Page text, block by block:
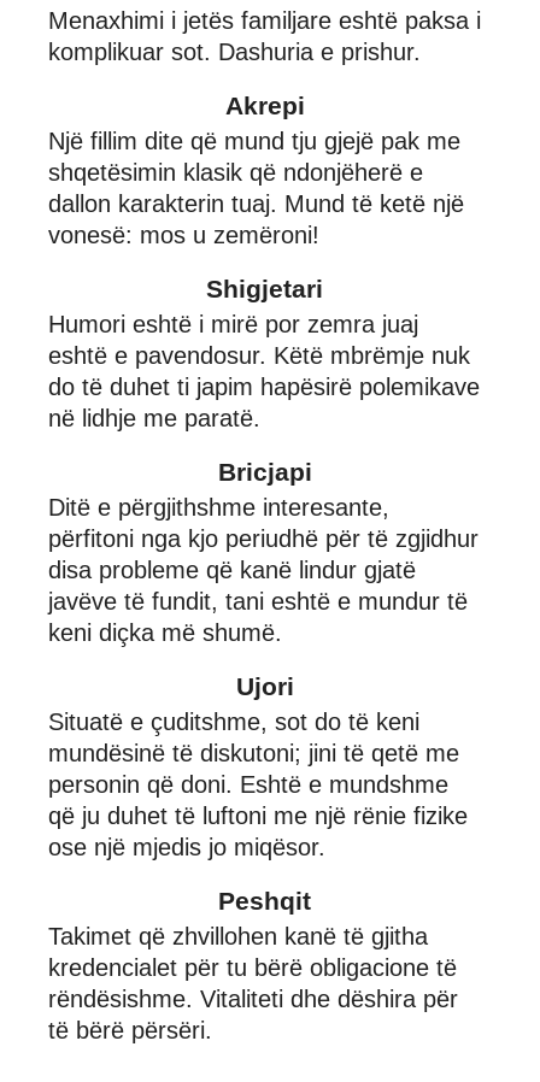
Menaxhimi i jetës familjare eshtë paksa i
komplikuar sot. Dashuria e prishur.
Akrepi
Një fillim dite që mund tju gjejë pak me
shqetësimin klasik që ndonjëherë e
dallon karakterin tuaj. Mund të ketë një
vonesë: mos u zemëroni!
Shigjetari
Humori eshtë i mirë por zemra juaj
eshtë e pavendosur. Këtë mbrëmje nuk
do të duhet ti japim hapësirë polemikave
në lidhje me paratë.
Bricjapi
Ditë e përgjithshme interesante,
përfitoni nga kjo periudhë për të zgjidhur
disa probleme që kanë lindur gjatë
javëve të fundit, tani eshtë e mundur të
keni diçka më shumë.
Ujori
Situatë e çuditshme, sot do të keni
mundësinë të diskutoni; jini të qetë me
personin që doni. Eshtë e mundshme
që ju duhet të luftoni me një rënie fizike
ose një mjedis jo miqësor.
Peshqit
Takimet që zhvillohen kanë të gjitha
kredencialet për tu bërë obligacione të
rëndësishme. Vitaliteti dhe dëshira për
të bërë përsëri.